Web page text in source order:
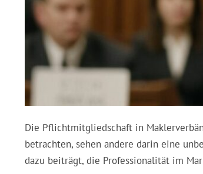
Die Pflichtmitgliedschaft in
betrachten, sehen andere darin eine
dazu beiträgt, die Professionalität im